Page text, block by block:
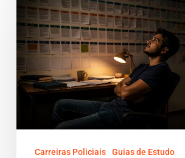
concurso
delegado:
definitivo
paraCarreiras Policiais Guias de Estudo